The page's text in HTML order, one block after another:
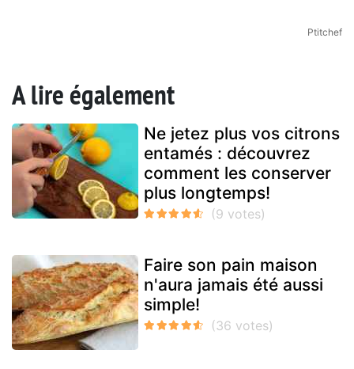
Ptitchef
A lire également
Ne jetez plus vos citrons
entamés : découvrez
comment les conserver
plus longtemps!
Faire son pain maison
n'aura jamais été aussi
simple!